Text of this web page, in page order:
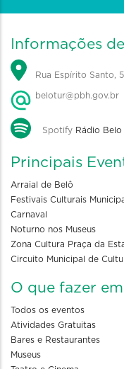
Informações
Rua Espírito Santo,
belotur@pbh.gov.br
Spotify Rádio
Principais
Arraial de Belô
Festivais Culturais
Carnaval
Noturno nos Museus
Zona Cultura Praça da
Circuito Municipal de
O que fazer em
Todos os eventos
Atividades Gratuitas
Bares e Restaurantes
Museus